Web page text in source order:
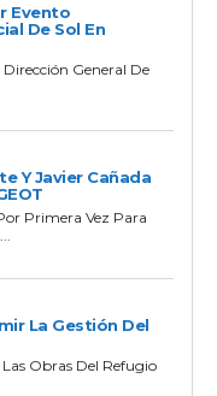
Evento
De Sol En
General De
Y Javier Cañada
Primera Vez Para
La Gestión Del
Obras Del Refugio